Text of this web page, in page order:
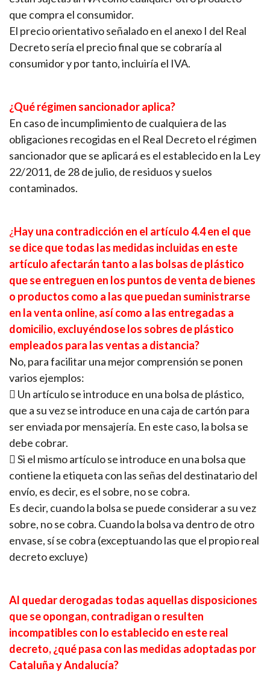
que compra el consumidor.
El precio orientativo señalado en el anexo I del Real
Decreto sería el precio final que se cobraría al
consumidor y por tanto, incluiría el IVA.
¿Qué régimen sancionador aplica?
En caso de incumplimiento de cualquiera de las
obligaciones recogidas en el Real Decreto el régimen
sancionador que se aplicará es el establecido en la Ley
22/2011, de 28 de julio, de residuos y suelos
contaminados.
¿Hay una contradicción en el artículo 4.4 en el que
se dice que todas las medidas incluidas en este
artículo afectarán tanto a las bolsas de plástico
que se entreguen en los puntos de venta de bienes
o productos como a las que puedan suministrarse
en la venta online, así como a las entregadas a
domicilio, excluyéndose los sobres de plástico
empleados para las ventas a distancia?
No, para facilitar una mejor comprensión se ponen
varios ejemplos:
 Un artículo se introduce en una bolsa de plástico,
que a su vez se introduce en una caja de cartón para
ser enviada por mensajería. En este caso, la bolsa se
debe cobrar.
 Si el mismo artículo se introduce en una bolsa que
contiene la etiqueta con las señas del destinatario del
envío, es decir, es el sobre, no se cobra.
Es decir, cuando la bolsa se puede considerar a su vez
sobre, no se cobra. Cuando la bolsa va dentro de otro
envase, sí se cobra (exceptuando las que el propio real
decreto excluye)
Al quedar derogadas todas aquellas disposiciones
que se opongan, contradigan o resulten
incompatibles con lo establecido en este real
decreto, ¿qué pasa con las medidas adoptadas por
Cataluña y Andalucía?